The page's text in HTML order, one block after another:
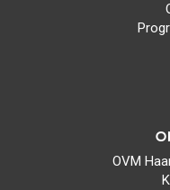
OVM